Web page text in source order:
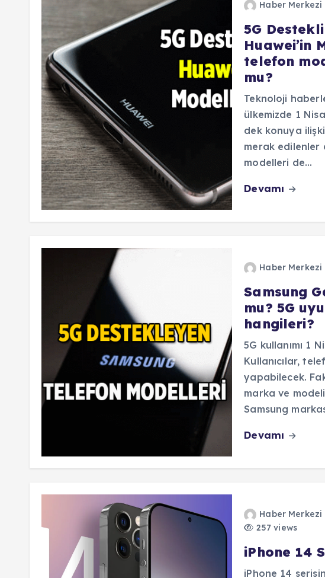
Haber Merkezi
5G
Huawei’in
telefon
mu?
Teknoloji
ülkemizde 1
dek konuya
merak edilenler
modelleri de…
Devamı
Haber Merkezi
Samsung
mu? 5G
hangileri?
5G kullanımı 1
Kullanıcılar,
yapabilecek.
marka ve
Samsung
Devamı
Haber Merkezi
257 views
iPhone 14
iPhone 14